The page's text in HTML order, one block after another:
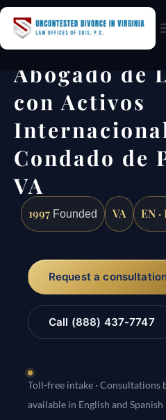
Abogado de
con Activos
Condado de
VA
1997 Founded VA EN ·
Request a
Call (888) 437-7747
Toll-free intake · Consultations
available in English and Spanish